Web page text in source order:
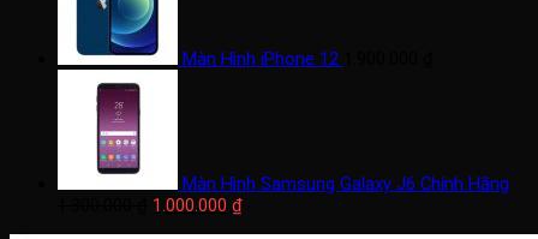
Màn Hình iPhone 12
Màn Hình Samsung Galaxy J6 Chính Hãng
Giá
1.000.000 ₫Giá